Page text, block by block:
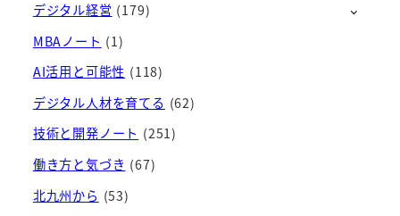
イ
ブ
デジタル経営 (179)
MBAノート (1)
AI活用と可能性 (118)
デジタル人材を育てる (62)
技術と開発ノート (251)
働き方と気づき (67)
北九州から (53)